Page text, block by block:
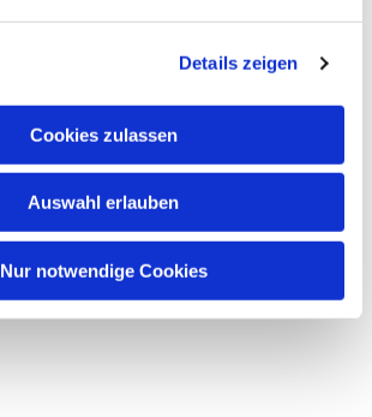
Details zeigen
Cookies zulassen
Auswahl erlauben
Nur notwendige Cookies